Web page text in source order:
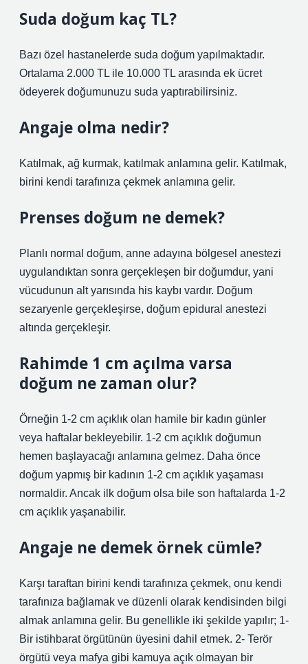
Suda doğum kaç TL?
Bazı özel hastanelerde suda doğum yapılmaktadır.
Ortalama 2.000 TL ile 10.000 TL arasında ek ücret
ödeyerek doğumunuzu suda yaptırabilirsiniz.
Angaje olma nedir?
Katılmak, ağ kurmak, katılmak anlamına gelir. Katılmak,
birini kendi tarafınıza çekmek anlamına gelir.
Prenses doğum ne demek?
Planlı normal doğum, anne adayına bölgesel anestezi
uygulandıktan sonra gerçekleşen bir doğumdur, yani
vücudunun alt yarısında his kaybı vardır. Doğum
sezaryenle gerçekleşirse, doğum epidural anestezi
altında gerçekleşir.
Rahimde 1 cm açılma varsa
doğum ne zaman olur?
Örneğin 1-2 cm açıklık olan hamile bir kadın günler
veya haftalar bekleyebilir. 1-2 cm açıklık doğumun
hemen başlayacağı anlamına gelmez. Daha önce
doğum yapmış bir kadının 1-2 cm açıklık yaşaması
normaldir. Ancak ilk doğum olsa bile son haftalarda 1-2
cm açıklık yaşanabilir.
Angaje ne demek örnek cümle?
Karşı taraftan birini kendi tarafınıza çekmek, onu kendi
tarafınıza bağlamak ve düzenli olarak kendisinden bilgi
almak anlamına gelir. Bu genellikle iki şekilde yapılır; 1-
Bir istihbarat örgütünün üyesini dahil etmek. 2- Terör
örgütü veya mafya gibi kamuya açık olmayan bir